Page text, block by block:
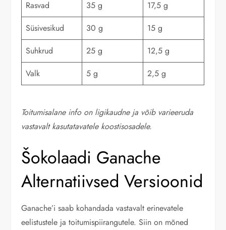
Rasvad
35 g
17,5 g
Süsivesikud
30 g
15 g
Suhkrud
25 g
12,5 g
Valk
5 g 2,5 g
Toitumisalane info on ligikaudne ja võib varieeruda
vastavalt kasutatavatele koostisosadele.
Šokolaadi Ganache
Alternatiivsed Versioonid
Ganache’i saab kohandada vastavalt erinevatele
eelistustele ja toitumispiirangutele. Siin on mõned